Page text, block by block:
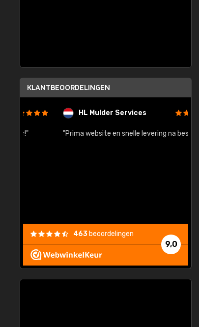
KLANTBEOORDELINGEN
HL Mulder Services
"Prima website en snelle levering na bestelling"
9,0
463 beoordelingen